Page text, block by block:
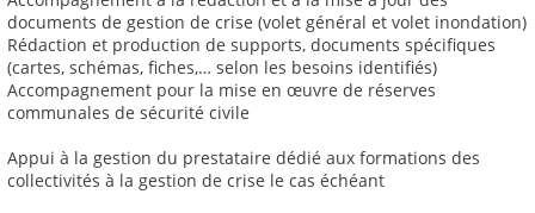
documents de gestion de crise (volet général et volet inondation)
Rédaction et production de supports, documents spécifiques
(cartes, schémas, fiches,… selon les besoins identifiés)
Accompagnement pour la mise en œuvre de réserves
communales de sécurité civile
Appui à la gestion du prestataire dédié aux formations des
collectivités à la gestion de crise le cas échéant